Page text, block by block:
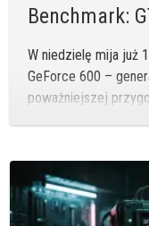
Benchmark:
W niedzielę mija już
GeForce 600 –
poważniejszej